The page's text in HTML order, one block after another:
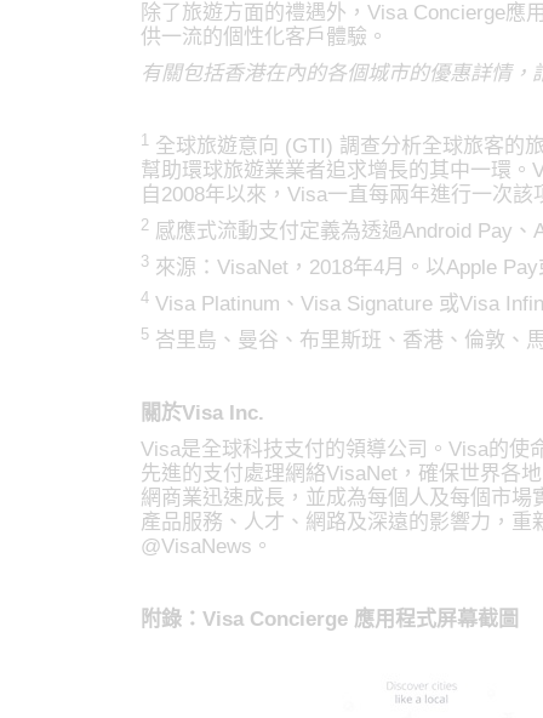
除了旅遊方面的禮遇外，Visa Concierge應
供一流的個性化客戶體驗。
有關包括香港在內的各個城市的優惠詳情
1全球旅遊意向 (GTI) 調查分析全球旅客的
幫助環球旅遊業業者追求增長的其中一環
自2008年以來，Visa一直每兩年進行一次
2感應式流動支付定義為透過Android Pay、
3來源：VisaNet，2018年4月。以Apple
4Visa Platinum、Visa Signature 或Visa
5峇里島、曼谷、布里斯班、香港、倫敦、
關於Visa Inc.
Visa是全球科技支付的領導公司。Visa的使
先進的支付處理網絡VisaNet，確保世界各
網商業迅速成長，並成為每個人及每個市
產品服務、人才、網路及深遠的影響力，
@VisaNews。
附錄：Visa Concierge 應用程式屏幕截圖